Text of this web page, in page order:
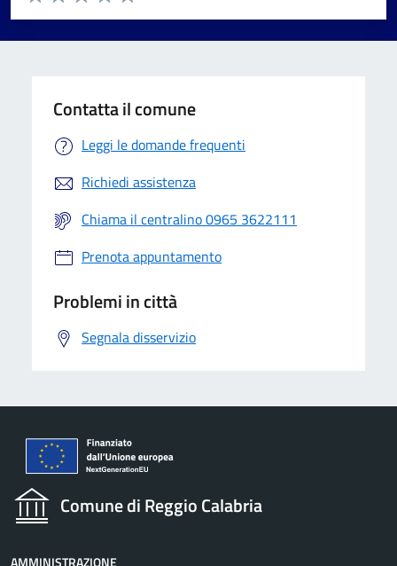
Valuta 5 stelle su 5
Valuta 4 stelle su 5
Valuta 3 stelle su 5
Valuta 2 stelle su 5
Valuta 1 stelle su 5
Contatta il comune
Leggi le domande frequenti
Richiedi assistenza
Chiama il centralino 0965 3622111
Prenota appuntamento
Problemi in città
Segnala disservizio
Comune di Reggio Calabria